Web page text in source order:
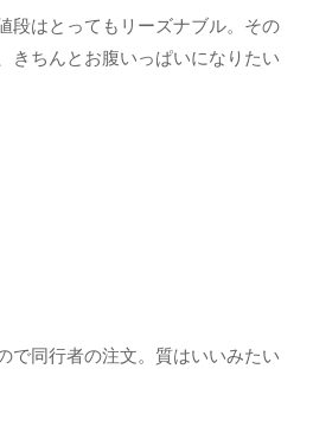
段はとってもリーズナブル。その
きちんとお腹いっぱいになりたい
で同行者の注文。質はいいみたい